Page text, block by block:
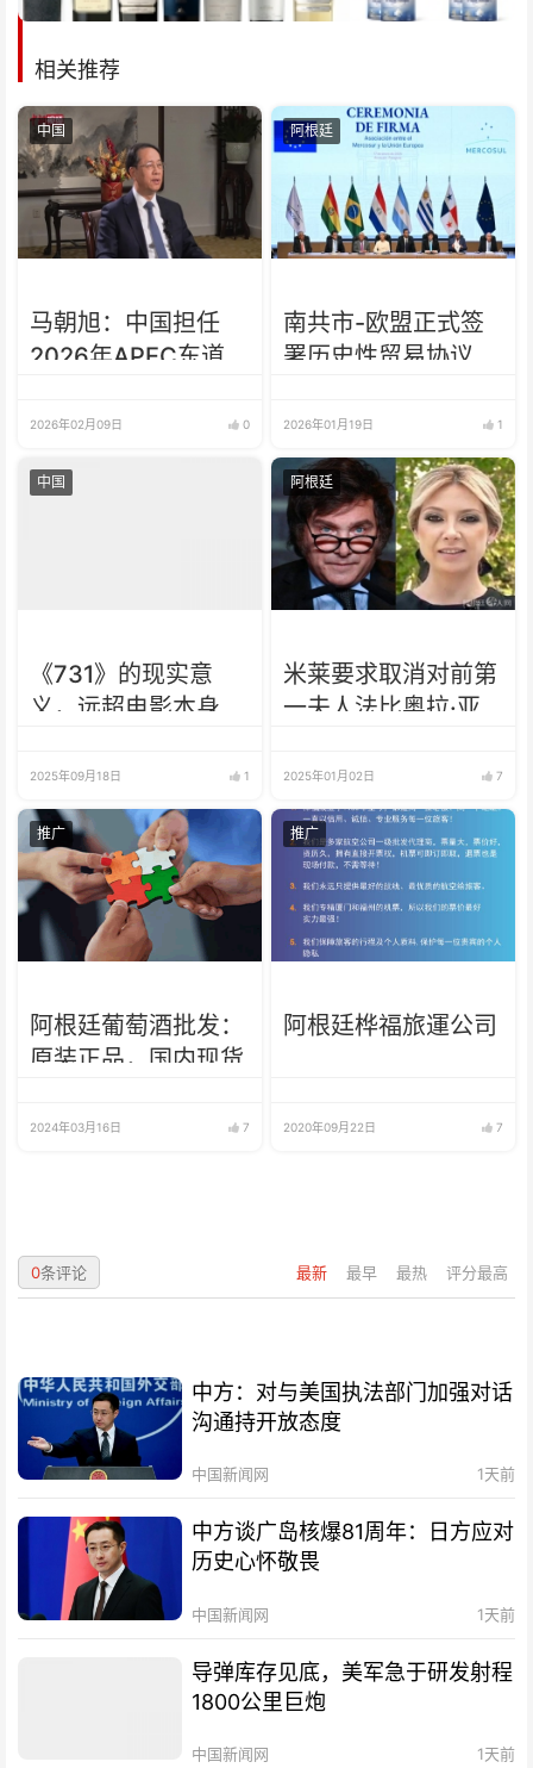
相关推荐
中国
马朝旭：中国担任
2026年APEC东道主
2026年02月09日 0
阿根廷
南共市-欧盟正式签
署历史性贸易协议
2026年01月19日 1
中国
《731》的现实意
义，远超电影本身
2025年09月18日 1
阿根廷
米莱要求取消对前第
一夫人法比奥拉·亚
义
2025年01月02日 7
推广
阿根廷葡萄酒批发：
原装正品，国内现货
2024年03月16日 7
推广
阿根廷桦福旅運公司
2020年09月22日 7
最新 最早 最热 评分最高
0条评论
中方：对与美国执法部门加强对话
沟通持开放态度
中国新闻网 1天前
中方谈广岛核爆81周年：日方应对
历史心怀敬畏
中国新闻网 1天前
导弹库存见底，美军急于研发射程
1800公里巨炮
中国新闻网 1天前